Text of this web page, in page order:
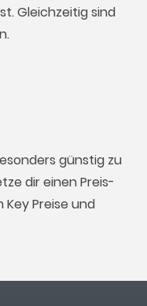
Gleichzeitig sind
günstig zu
dir einen Preis-
Preise und